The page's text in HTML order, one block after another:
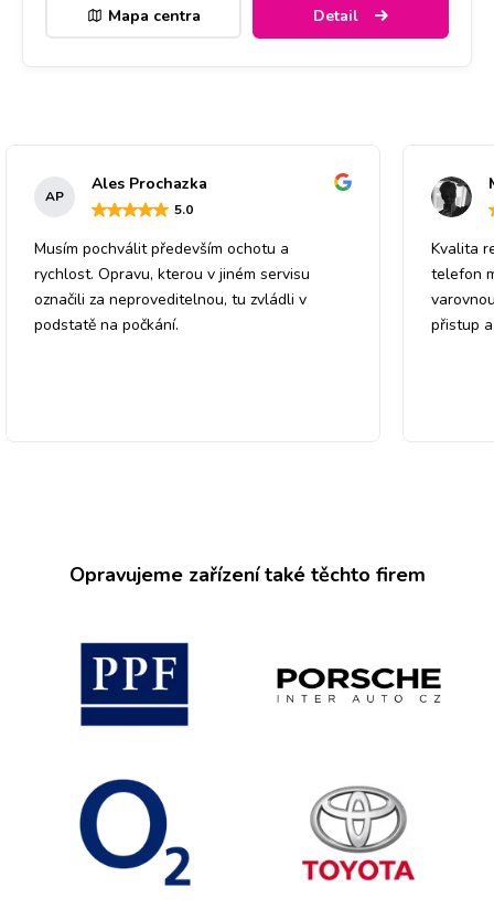
Mapa centra Detail
AP
Ales Prochazka
5.0
Musím pochválit především ochotu a
rychlost. Opravu, kterou v jiném servisu
označili za neproveditelnou, tu zvládli v
podstatě na počkání.
Kvalita
telefon
přistup
Opravujeme zařízení také těchto firem